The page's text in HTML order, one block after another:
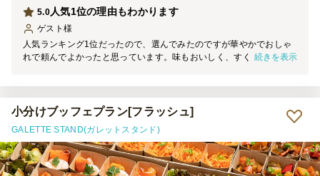
人気1位の理由もわかります
5.0
ゲスト 様
人気ランキング1位だったので、選んでみたのですが華やかでおしゃ
れで頼んでよかったと思っています。味もおいしく、すぐになくなっ
続きを表示
小分けブッフェプラン[フラッシュ]
GALETTE STAND(ガレットスタンド)